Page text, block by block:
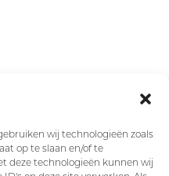
wij technologieën zoals
op te slaan en/of te
deze technologieën kunnen wij